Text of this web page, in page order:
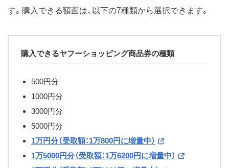
す。購入できる額面は、以下の7種類から選択できます。
購入できるヤフーショッピング商品券の種類
500円分
1000円分
3000円分
5000円分
1万円分（受取額：1万800円に増量中）
1万5000円分（受取額：1万6200円に増量中）